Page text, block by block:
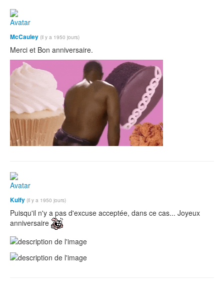
McCauley (il y a 1950 jours)
Merci et Bon anniversaire.
Kulfy (il y a 1950 jours)
Puisqu'il n'y a pas d'excuse acceptée, dans ce cas... Joyeux
anniversaire